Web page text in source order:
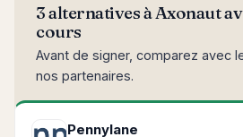
3 alternatives à Axonaut
cours
Avant de signer, comparez avec
nos partenaires.
Pennylane